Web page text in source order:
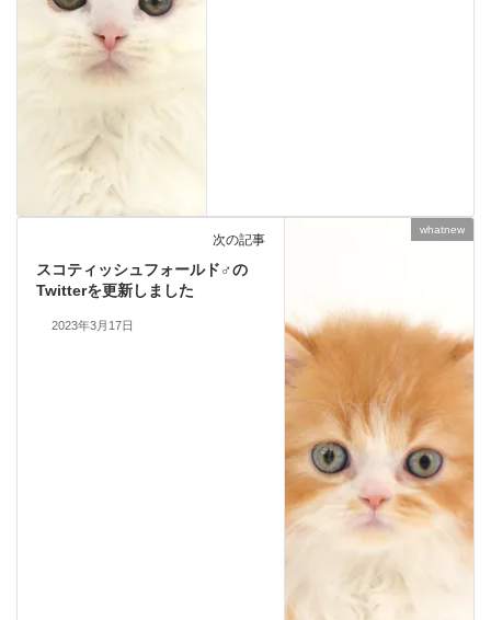
whatnew
次の記事
スコティッシュフォールド♂の
Twitterを更新しました
2023年3月17日